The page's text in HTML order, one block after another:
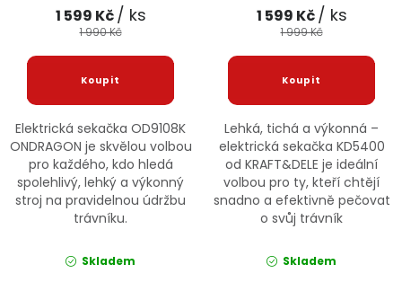
1 599 Kč/ ks
1 990 Kč
Elektrická sekačka OD9108K
ONDRAGON je skvělou volbou
pro každého, kdo hledá
spolehlivý, lehký a výkonný
stroj na pravidelnou údržbu
trávníku.
Skladem
1 599 Kč/ ks
1 999 Kč
Lehká, tichá a výkonná –
elektrická sekačka KD5400
od KRAFT&DELE je ideální
volbou pro ty, kteří chtějí
snadno a efektivně pečovat
o svůj trávník
Skladem